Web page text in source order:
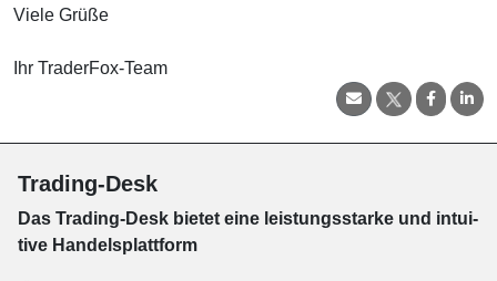
Viele Grüße
Ihr TraderFox-Team
Trading-Desk
Das Trading-Desk bie­tet eine leis­tungs­star­ke und in­tui­
tive Han­dels­platt­form